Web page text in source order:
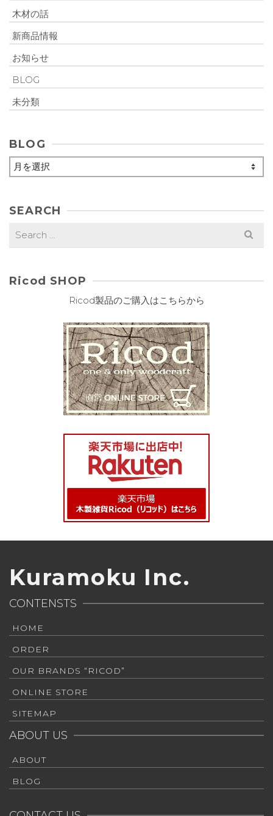
木材の話
新商品情報
お知らせ
BLOG
未分類
BLOG
BLOG
SEARCH
Search
Ricod SHOP
Ricod製品のご購入はこちらから
Kuramoku Inc.
CONTENSTS
HOME
ORDER
OUR BRANDS “RICOD”
ONLINE STORE
SITEMAP
ABOUT US
ABOUT
BLOG